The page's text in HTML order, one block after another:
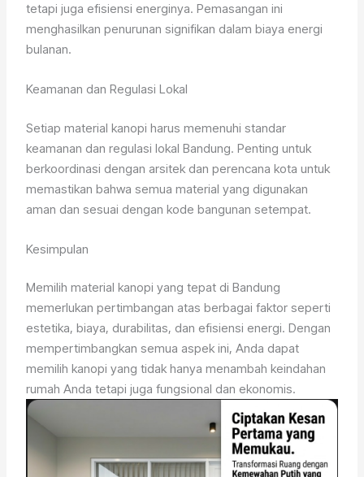
tetapi juga efisiensi energinya. Pemasangan ini
menghasilkan penurunan signifikan dalam biaya energi
bulanan.
Keamanan dan Regulasi Lokal
Setiap material kanopi harus memenuhi standar
keamanan dan regulasi lokal Bandung. Penting untuk
berkoordinasi dengan arsitek dan perencana kota untuk
memastikan bahwa semua material yang digunakan
aman dan sesuai dengan kode bangunan setempat.
Kesimpulan
Memilih material kanopi yang tepat di Bandung
memerlukan pertimbangan atas berbagai faktor seperti
estetika, biaya, durabilitas, dan efisiensi energi. Dengan
mempertimbangkan semua aspek ini, Anda dapat
memilih kanopi yang tidak hanya menambah keindahan
rumah Anda tetapi juga fungsional dan ekonomis.